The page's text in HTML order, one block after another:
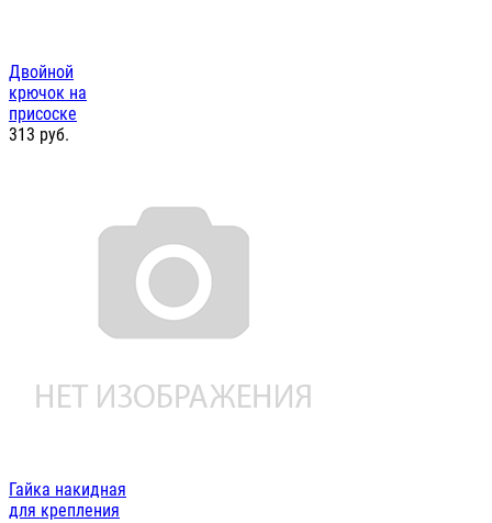
Двойной
крючок на
присоске
313 руб.
Гайка накидная
для крепления